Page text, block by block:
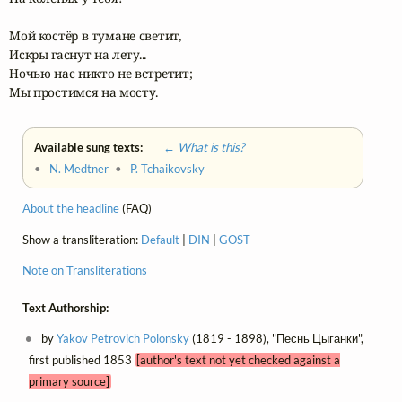
Мой костёр в тумане светит,
Искры гаснут на лету...
Ночью нас никто не встретит;
Мы простимся на мосту.
Available sung texts:
← What is this?
• N. Medtner • P. Tchaikovsky
About the headline(FAQ)
Show a transliteration: Default | DIN | GOST
Note on Transliterations
Text Authorship:
byYakov Petrovich Polonsky(1819 - 1898), "Песнь Цыганки",
first published 1853 [author's text not yet checked against a
primary source]